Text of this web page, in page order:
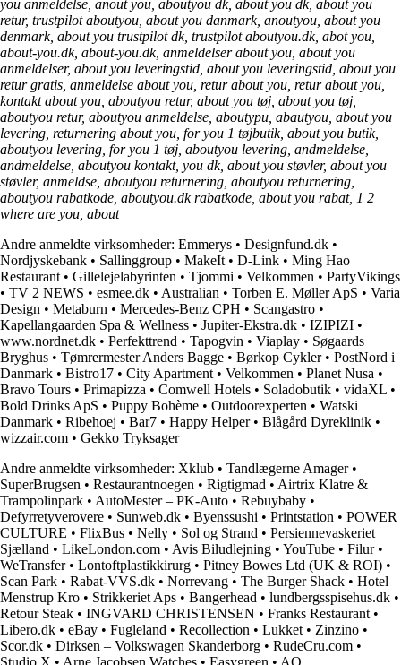
you anmeldelse, anout you, aboutyou dk, about you dk, about you
retur, trustpilot aboutyou, about you danmark, anoutyou, about you
denmark, about you trustpilot dk, trustpilot aboutyou.dk, abot you,
about-you.dk, about-you.dk, anmeldelser about you, about you
anmeldelser, about you leveringstid, about you leveringstid, about you
retur gratis, anmeldelse about you, retur about you, retur about you,
kontakt about you, aboutyou retur, about you tøj, about you tøj,
aboutyou retur, aboutyou anmeldelse, aboutypu, abautyou, about you
levering, returnering about you, for you 1 tøjbutik, about you butik,
aboutyou levering, for you 1 tøj, aboutyou levering, andmeldelse,
andmeldelse, aboutyou kontakt, you dk, about you støvler, about you
støvler, anmeldse, aboutyou returnering, aboutyou returnering,
aboutyou rabatkode, aboutyou.dk rabatkode, about you rabat, 1 2
where are you, about
Andre anmeldte virksomheder: Emmerys • Designfund.dk •
Nordjyskebank • Sallinggroup • MakeIt • D-Link • Ming Hao
Restaurant • Gillelejelabyrinten • Tjommi • Velkommen • PartyVikings
• TV 2 NEWS • esmee.dk • Australian • Torben E. Møller ApS • Varia
Design • Metaburn • Mercedes-Benz CPH • Scangastro •
Kapellangaarden Spa & Wellness • Jupiter-Ekstra.dk • IZIPIZI •
www.nordnet.dk • Perfekttrend • Tapogvin • Viaplay • Søgaards
Bryghus • Tømrermester Anders Bagge • Børkop Cykler• PostNord i
Danmark • Bistro17 • City Apartment • Velkommen • Planet Nusa •
Bravo Tours • Primapizza • Comwell Hotels • Soladobutik • vidaXL •
Bold Drinks ApS • Puppy Bohème • Outdoorexperten • Watski
Danmark • Ribehoej • Bar7 • Happy Helper• Blågård Dyreklinik •
wizzair.com • Gekko Tryksager
Andre anmeldte virksomheder: Xklub • Tandlægerne Amager•
SuperBrugsen • Restaurantnoegen • Rigtigmad • Airtrix Klatre &
Trampolinpark • AutoMester – PK-Auto • Rebuybaby •
Defyrretyverovere • Sunweb.dk • Byenssushi • Printstation • POWER
CULTURE • FlixBus • Nelly • Sol og Strand • Persiennevaskeriet
Sjælland • LikeLondon.com • Avis Biludlejning • YouTube • Filur•
WeTransfer• Lontoftplastikkirurg • Pitney Bowes Ltd (UK & ROI) •
Scan Park • Rabat-VVS.dk • Norrevang • The Burger Shack • Hotel
Menstrup Kro • Strikkeriet Aps • Bangerhead • lundbergsspisehus.dk •
Retour Steak • INGVARD CHRISTENSEN • Franks Restaurant •
Libero.dk • eBay • Fugleland • Recollection • Lukket • Zinzino •
Scor.dk • Dirksen – Volkswagen Skanderborg • RudeCru.com •
Studio X • Arne Jacobsen Watches • Easygreen • AO